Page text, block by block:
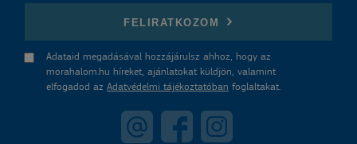
FELIRATKOZOM
Adataid megadásával hozzájárulsz ahhoz, hogy az
morahalom.hu híreket, ajánlatokat küldjön, valamint
elfogadod az Adatvédelmi tájékoztatóban foglaltakat.